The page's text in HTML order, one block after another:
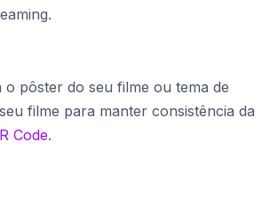
pôster do seu filme ou tema de
filme para manter consistência da
Code.